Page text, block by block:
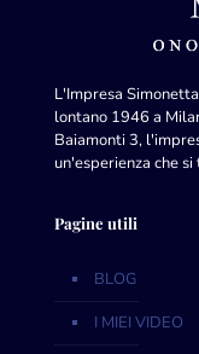
L'Impresa
lontano 1946 a
Baiamonti 3,
un'esperienza che
Pagine utili
BLOG
I MIEI VIDEO